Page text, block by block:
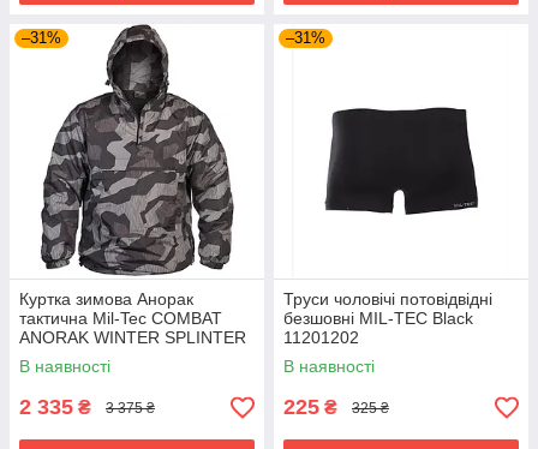
–31%
Куртка зимова Анорак
тактична Mil-Tec COMBAT
ANORAK WINTER SPLINTER
NIGHT 10335054
В наявності
2 335 ₴ 3 375 ₴
–31%
Труси чоловічі потовідвідні
безшовні MIL-TEC Black
11201202
В наявності
225 ₴ 325 ₴